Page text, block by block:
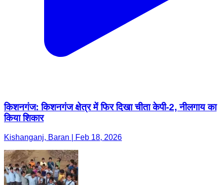
किशनगंज: किशनगंज क्षेत्र में फिर दिखा चीता केपी-2, नीलगाय का
किया शिकार
Kishanganj, Baran | Feb 18, 2026